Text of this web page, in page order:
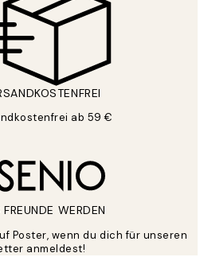
ab 59 €
WERDEN
Poster, wenn du dich für unseren
anmeldest!